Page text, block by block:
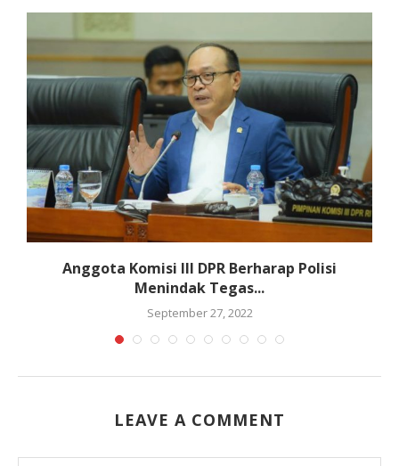
Anggota Komisi III DPR Berharap Polisi
Menindak Tegas...
September 27, 2022
LEAVE A COMMENT